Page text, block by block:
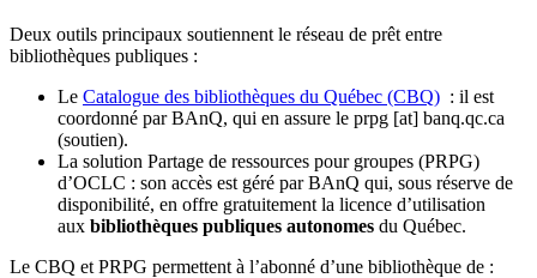
Deux outils principaux soutiennent le réseau de prêt entre
bibliothèques publiques :
Le Catalogue des bibliothèques du Québec (CBQ) : il est
coordonné par BAnQ, qui en assure le prpg [at] banq.qc.ca
(soutien).
La solution Partage de ressources pour groupes (PRPG)
d’OCLC : son accès est géré par BAnQ qui, sous réserve de
disponibilité, en offre gratuitement la licence d’utilisation
aux bibliothèques publiques autonomes du Québec.
Le CBQ et PRPG permettent à l’abonné d’une bibliothèque de :